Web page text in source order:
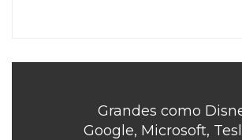
Grandes como
Google, Microsoft,